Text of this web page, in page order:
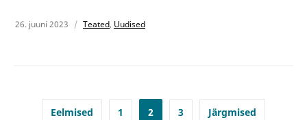
26. juuni 2023 Teated, Uudised
Eelmised 1 2 3 Järgmised